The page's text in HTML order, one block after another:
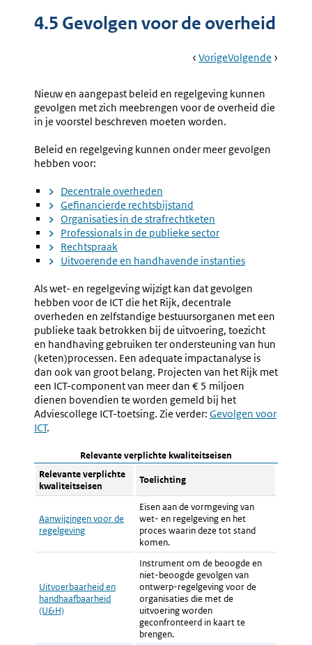
4.5 Gevolgen voor de overheid
Book
Ga
VorigePagina:
Voor
Bedrijven
Ga
Volgende Pagina:
Nieuw en aangepast beleid en regelgeving kunnen
gevolgen met zich meebrengen voor de overheid die
in je voorstel beschreven moeten worden.
Beleid en regelgeving kunnen onder meer gevolgen
hebben voor:
Decentrale overheden
Gefinancierde rechtsbijstand
Organisaties in de strafrechtketen
Professionals in de publieke sector
Rechtspraak
Uitvoerende en handhavende instanties
Als wet- en regelgeving wijzigt kan dat gevolgen
hebben voor de ICT die het Rijk, decentrale
overheden en zelfstandige bestuursorganen met een
publieke taak betrokken bij de uitvoering, toezicht
en handhaving gebruiken ter ondersteuning van hun
(keten)processen. Een adequate impactanalyse is
dan ook van groot belang. Projecten van het Rijk met
een ICT-component van meer dan € 5 miljoen
dienen bovendien te worden gemeld bij het
Adviescollege ICT-toetsing. Zie verder: Gevolgen voor
ICT.
Relevante verplichte kwaliteitseisen
Relevante verplichte
kwaliteitseisen
Toelichting
Aanwijzingen voor de
regelgeving
Eisen aan de vormgeving van
wet- en regelgeving en het
proces waarin deze tot stand
komen.
Uitvoerbaarheid en
handhaafbaarheid
(U&H)
Instrument om de beoogde en
niet-beoogde gevolgen van
ontwerp-regelgeving voor de
organisaties die met de
uitvoering worden
geconfronteerd in kaart te
brengen.